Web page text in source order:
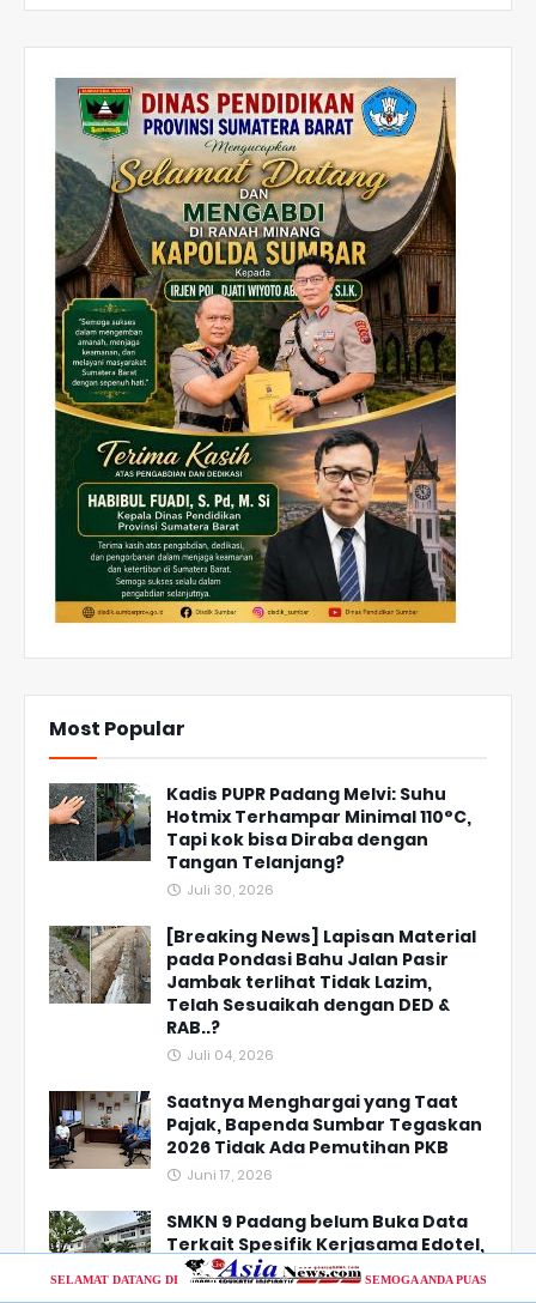
Most Popular
Kadis PUPR Padang Melvi: Suhu
Hotmix Terhampar Minimal 110°C,
Tapi kok bisa Diraba dengan
Tangan Telanjang?
Juli 30, 2026
[Breaking News] Lapisan Material
pada Pondasi Bahu Jalan Pasir
Jambak terlihat Tidak Lazim,
Telah Sesuaikah dengan DED &
RAB..?
Juli 04, 2026
Saatnya Menghargai yang Taat
Pajak, Bapenda Sumbar Tegaskan
2026 Tidak Ada Pemutihan PKB
Juni 17, 2026
SMKN 9 Padang belum Buka Data
Terkait Spesifik Kerjasama Edotel,
Kadisdik Sumbar: Prinsipnya untuk
Tingkatkan Kualitas Pendidikan
SELAMAT DATANG DI SEMOGA ANDA PUAS